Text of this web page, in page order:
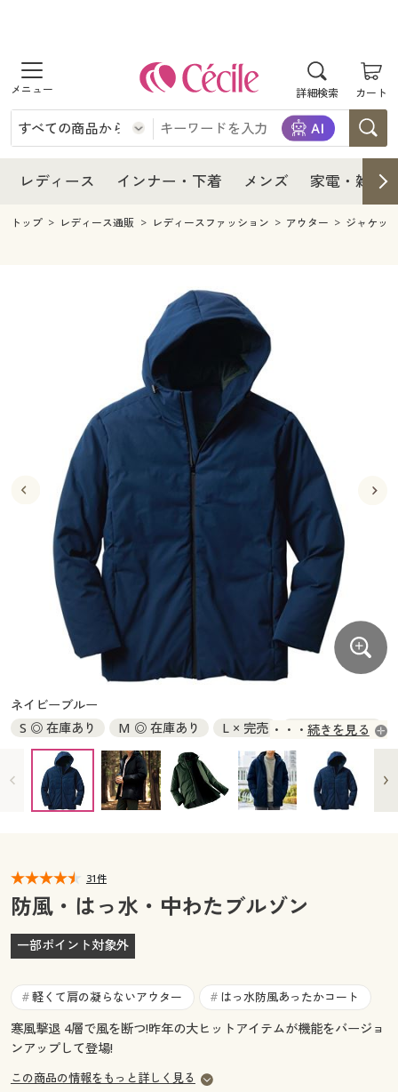
詳細検索 カート
商品を探す
レディース
レディースファッション
インナー・下着
インナー・下着通販すべて
ジュニア・ティーンズ下着
メンズ
キッチン・雑貨・日用品
寝具・インテリア・家具
寝具・インテリア・家具通販すべて
寝具・ベッド
カーテン・ラグ・ファブリック
美容・健康通販すべて
美容・健康・サプリメント
制服・スクール
制服・スクールすべて
制服・学生服
ジュニア・ティーンズ下着
大きいサイズ
大きいサイズ通販すべて
大きいサイズ レディース服
大きいサイズ レディース下着
大きいサイズ メンズ
大きいサイズ 事務・制服
バーゲン
バーゲンセール
シークレットセール
詳細検索
商品カテゴリ一覧
カタログ
カタログ・チラシからのご注文
デジタルカタログ
カタログ無料プレゼント
マイページ
閲覧履歴
お気に入り
サポート
ご利用ガイド
レディース インナー・下着 メンズ 家電・雑貨
レディース
レディース通販すべて
レディースファッション
インナー・下着
インナー・下着通販すべて
ジュニア・ティーンズ下着
メンズ
キッチン・雑貨・日用品
寝具・インテリア・家具通販すべて
寝具・ベッド
カーテン・ラグ・ファブリック
美容・健康通販すべて
美容・健康・サプリメント
制服・スクールすべて
制服・学生服
ジュニア・ティーンズ下着
大きいサイズ
大きいサイズ通販すべて
大きいサイズ レディース服
大きいサイズ レディース下着
大きいサイズ メンズ
大きいサイズ 事務・制服
バーゲン
バーゲンセール
シークレットセール
詳細検索
商品カテゴリ一覧
カタログ
カタログ・チラシからのご注文
カタログ無料プレゼント
会員メニュー
閲覧履歴
ご利用ガイド
トップ レディース通販 レディースファッション アウター ジャケッ
ネイビーブルー
S ◎ 在庫あり
M ◎ 在庫あり L × 完売
LL ◎ 在庫あり
3L ◎ 在庫あり
5L × 完売
続きを見る
31件
防風・はっ水・中わたブルゾン
一部ポイント対象外
# 軽くて肩の凝らないアウター # はっ水防風あったかコート
寒風撃退 4層で風を断つ!昨年の大ヒットアイテムが機能をバージョ
ンアップして登場!
この商品の情報をもっと詳しく見る